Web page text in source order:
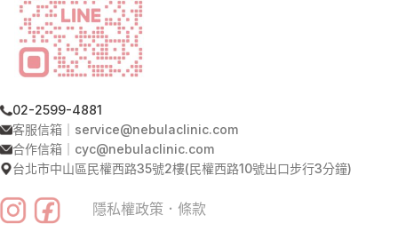
02-2599-4881
客服信箱｜service@nebulaclinic.com
合作信箱｜cyc@nebulaclinic.com
台北市中山區民權西路35號2樓(民權西路10號出口步行3分鐘)
隱私權政策 ． 條款